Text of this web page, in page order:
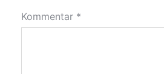
Kommentar *